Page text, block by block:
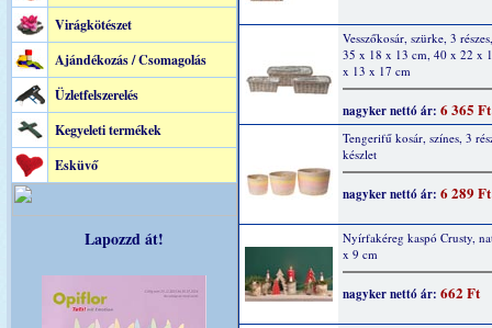
Virágkötészet
Ajándékozás / Csomagolás
Üzletfelszerelés
Kegyeleti termékek
Esküvő
Lapozzd át!
Vesszőkosár, szürke, 3
35 x 18 x 13 cm, 40 x 22 x
x 13 x 17 cm
nagyker nettó ár: 6 365 Ft
Tengerifű kosár, színes, 3
készlet
nagyker nettó ár: 6 289 Ft
Nyírfakéreg kaspó Crusty,
x 9 cm
nagyker nettó ár: 662 Ft